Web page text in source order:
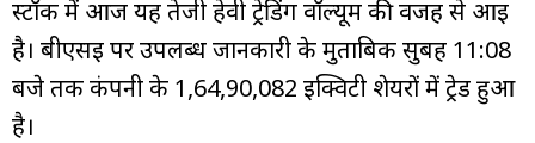
स्टॉक में आज यह तेजी हेवी ट्रेडिंग वॉल्यूम की वजह से आई
है। बीएसई पर उपलब्ध जानकारी के मुताबिक सुबह 11:08
बजे तक कंपनी के 1,64,90,082 इक्विटी शेयरों में ट्रेड हुआ
है।